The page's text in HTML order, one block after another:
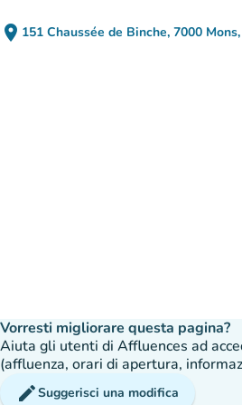
place 151 Chaussée de Binche, 7000
(apri in Google
(nuova scheda)
Vorresti migliorare questa pagina?
Aiuta gli utenti di Affluences ad
(affluenza, orari di apertura,
editSuggerisci una modifica